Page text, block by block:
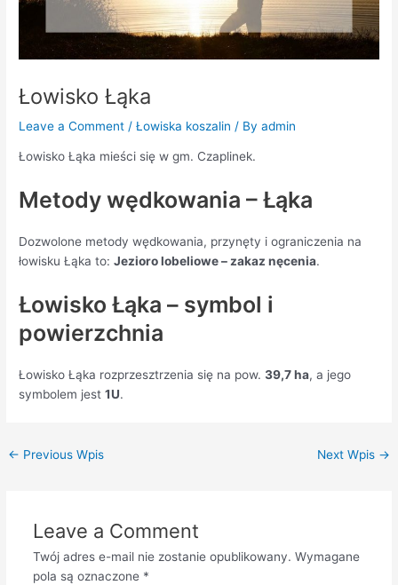
Łowisko Łąka
Leave a Comment /Łowiska koszalin / Byadmin
Łowisko Łąka mieści się w gm. Czaplinek.
Metody wędkowania – Łąka
Dozwolone metody wędkowania, przynęty i ograniczenia na
łowisku Łąka to:Jezioro lobeliowe – zakaz nęcenia.
Łowisko Łąka – symbol i
powierzchnia
Łowisko Łąka rozprzesztrzenia się na pow.39,7 ha, a jego
symbolem jest1U.
← Previous Wpis Next Wpis →
Leave a Comment
Twój adres e-mail nie zostanie opublikowany. Wymagane
pola są oznaczone *